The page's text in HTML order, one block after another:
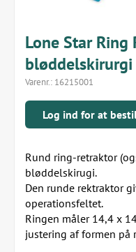
Lone Star
Varenr.: 16215001
Log ind for at
Rund ring-retraktor
bløddelskirugi.
Den runde rektraktor
operationsfeltet.
Ringen måler 14,4 x
justering af formen på